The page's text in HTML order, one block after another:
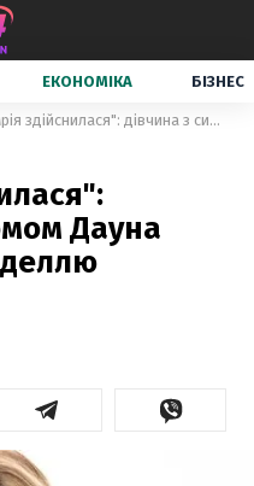
ЕКОНОМІКА БІЗНЕС
"Моя мрія здійснилася": дівчина з синдромом Дауна вперше стала моделлю Victoria's Secret
Дауна